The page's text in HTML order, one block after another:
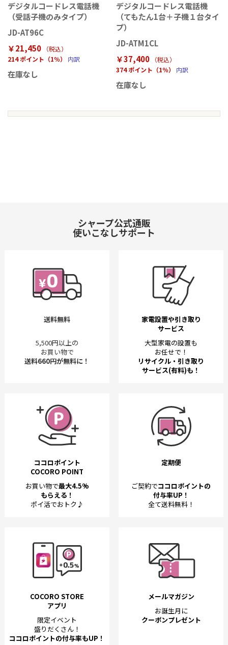
デジタルコードレス電話機
（受話子機のみタイプ）
JD-AT96C
￥21,450
（税込）
214 ポイント（1％）
内訳
在庫なし
デジタルコードレス電話機
（てもたん1台＋子機１台タイ
プ）
JD-ATM1CL
￥37,400
（税込）
374 ポイント（1％）
内訳
在庫なし
シャープ公式通販
使いこなしサポート
送料無料
5,500円以上の
お買い物で
送料660円が無料に！
家電設置や引き取り
サービス
大型家電の設置も
お任せで！
リサイクル・引き取り
サービス(有料)も！
ココロポイント
COCORO POINT
お買い物で最大4.5%
もらえる！
ポイ活でおトク♪
定期便
ご契約でココロポイントの
付与率UP！
全て送料無料！
COCORO STORE
アプリ
限定イベント
盛りだくさん！
ココロポイントの付与率もUP！
メールマガジン
お誕生月に
クーポンプレゼント